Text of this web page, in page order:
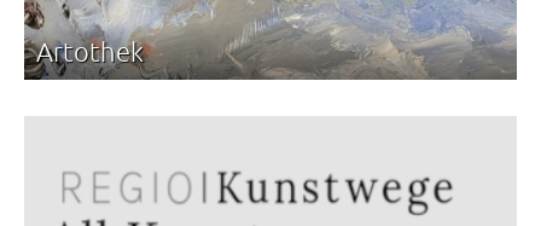
Artothek